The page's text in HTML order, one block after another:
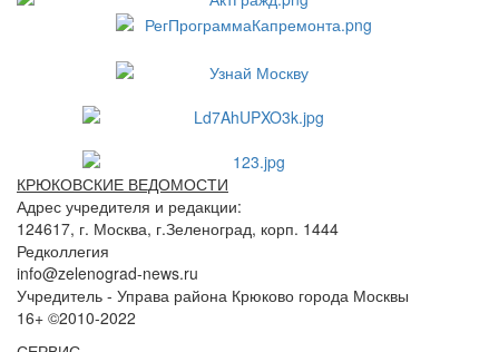
КРЮКОВСКИЕ ВЕДОМОСТИ
Адрес учредителя и редакции:
124617, г. Москва, г.Зеленоград, корп. 1444
Редколлегия
info@zelenograd-news.ru
Учредитель - Управа района Крюково города Москвы
16+ ©2010-2022